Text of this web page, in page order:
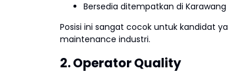
Bersedia ditempatkan di Karawang
Posisi ini sangat cocok untuk kandidat
maintenance industri.
2. Operator Quality